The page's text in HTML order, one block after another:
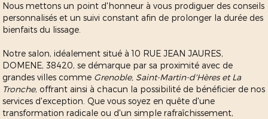
Nous mettons un point d'honneur à vous prodiguer des conseils
personnalisés et un suivi constant afin de prolonger la durée des
bienfaits du lissage.
Notre salon, idéalement situé à 10 RUE JEAN JAURES,
DOMENE, 38420, se démarque par sa proximité avec de
grandes villes comme Grenoble, Saint-Martin-d'Hères et La
Tronche, offrant ainsi à chacun la possibilité de bénéficier de nos
services d'exception. Que vous soyez en quête d'une
transformation radicale ou d'un simple rafraîchissement,